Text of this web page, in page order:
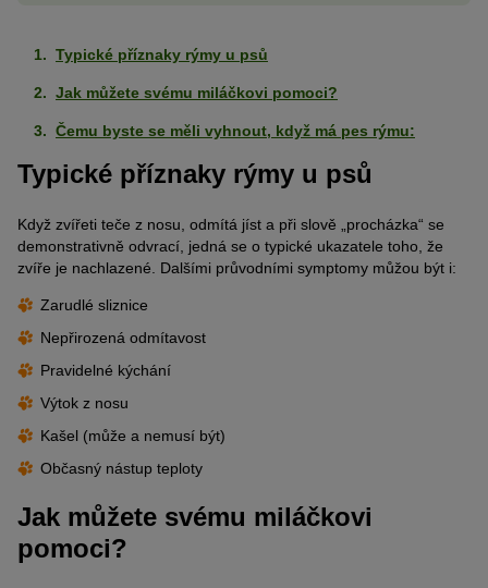
Typické příznaky rýmy u psů
Jak můžete svému miláčkovi pomoci?
Čemu byste se měli vyhnout, když má pes rýmu:
Typické příznaky rýmy u psů
Když zvířeti teče z nosu, odmítá jíst a při slově „procházka“ se
demonstrativně odvrací, jedná se o typické ukazatele toho, že
zvíře je nachlazené. Dalšími průvodními symptomy můžou být i:
Zarudlé sliznice
Nepřirozená odmítavost
Pravidelné kýchání
Výtok z nosu
Kašel (může a nemusí být)
Občasný nástup teploty
Jak můžete svému miláčkovi
pomoci?